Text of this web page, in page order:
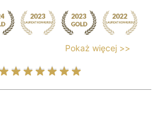
Pokaż więcej >>